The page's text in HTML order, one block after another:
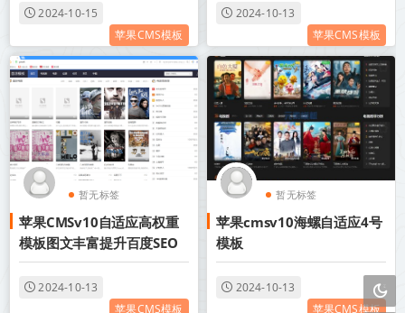
2024-10-15
苹果CMS模板
2024-10-13
苹果CMS模板
暂无标签
苹果CMSv10自适应高权重
模板图文丰富提升百度SEO
2024-10-13
苹果CMS模板
暂无标签
苹果cmsv10海螺自适应4号
模板
2024-10-13
苹果CMS模板